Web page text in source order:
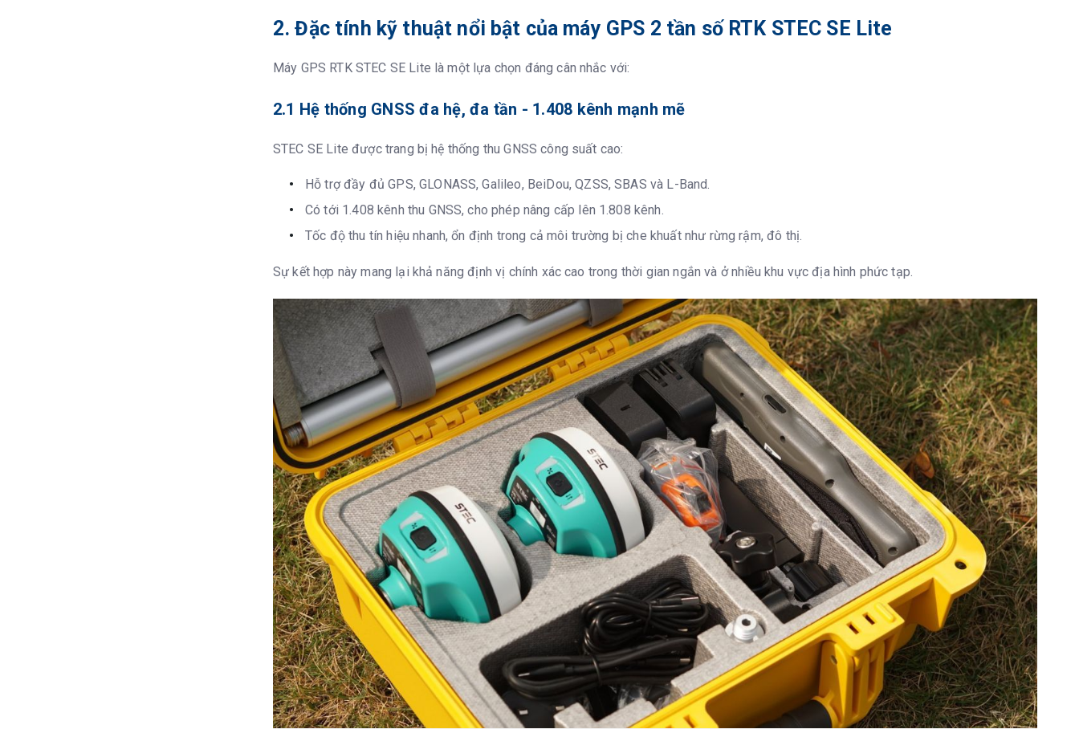
Bù nghiêng IMU
Truyền dữ liệu Type-C USB Transfer; Supports FTP/HTTP download
Định dạng
RTCM 2.1, RTCM 2.3, RTCM 3.0, RTCM 3.1, RTCM 3.2, NMEA 0183,
Kết nối
I/O
Type-C (Fast Charge+Ethernet)
Antenna Port Upward fast-plug TNC
UHF Radio 2W Tx/Rx, 410-470MHz
Protocol S-LINK, TrimTalk, Satel, etc
WiFi 2.4G/5G, 802.11 a/b/g/n/ac Hotspot/Data Link
Bluetooth Bluetooth 2.1 + EDR and 4.0
NFC Available
Giao diện
Nút bấm
LED Data Link, Satellite, Bluetooth, Power
2. Đặc tính kỹ thuật nổi bật của máy GPS 2 tần số RTK STEC SE Lite
Máy GPS RTK STEC SE Lite là một lựa chọn đáng cân nhắc với:
2.1 Hệ thống GNSS đa hệ, đa tần - 1.408 kênh mạnh mẽ
STEC SE Lite được trang bị hệ thống thu GNSS công suất cao:
Hỗ trợ đầy đủ GPS, GLONASS, Galileo, BeiDou, QZSS, SBAS và L-Band.
Có tới 1.408 kênh thu GNSS, cho phép nâng cấp lên 1.808 kênh.
Tốc độ thu tín hiệu nhanh, ổn định trong cả môi trường bị che khuất như rừng rậm, đô thị.
Sự kết hợp này mang lại khả năng định vị chính xác cao trong thời gian ngắn và ở nhiều khu vực địa hình phức tạp.